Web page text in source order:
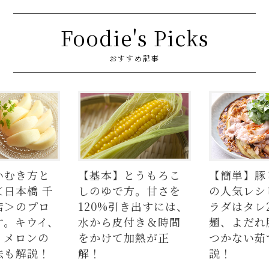
Foodie's Picks
おすすめ記事
】とうもろこ
ゆで方。甘さを
引き出すには、
ら皮付き＆時間
て加熱が正
【簡単】豚しゃぶ肉
の人気レシピ4品。サ
ラダはタレ2種、つけ
麺、よだれ豚。パサ
つかない茹で方も解
【
シ
編